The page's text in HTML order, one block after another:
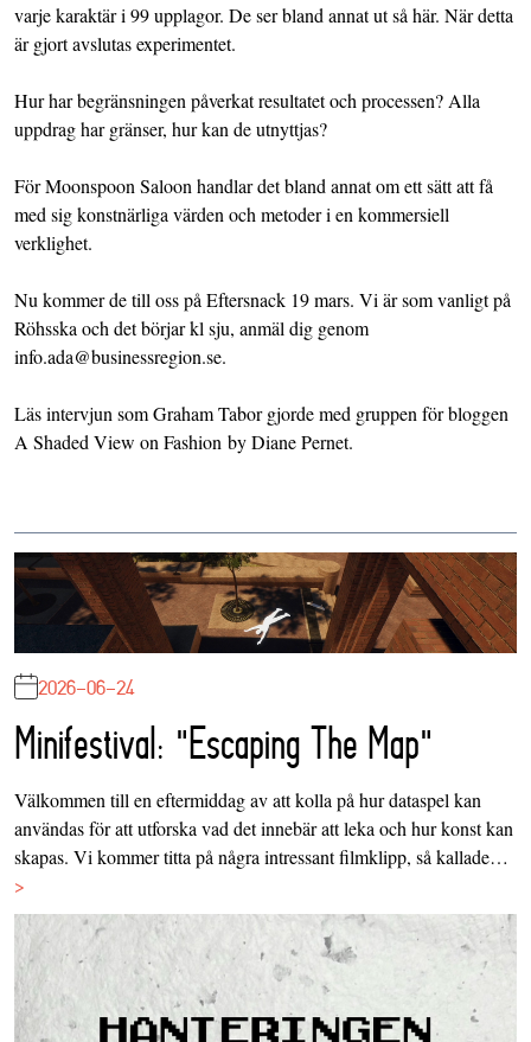
varje karaktär i 99 upplagor. De ser bland annat ut så här. När detta
är gjort avslutas experimentet.
Hur har begränsningen påverkat resultatet och processen? Alla
uppdrag har gränser, hur kan de utnyttjas?
För Moonspoon Saloon handlar det bland annat om ett sätt att få
med sig konstnärliga värden och metoder i en kommersiell
verklighet.
Nu kommer de till oss på Eftersnack 19 mars. Vi är som vanligt på
Röhsska och det börjar kl sju, anmäl dig genom
info.ada@businessregion.se.
Läsintervjun som Graham Tabor gjorde med gruppen för bloggen
A Shaded View on Fashion by Diane Pernet.
2026-06-24
Minifestival: "Escaping The Map"
Välkommen till en eftermiddag av att kolla på hur dataspel kan
användas för att utforska vad det innebär att leka och hur konst kan
skapas. Vi kommer titta på några intressant filmklipp, så kallade…
>